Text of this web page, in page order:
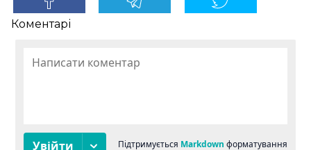
Коментарі